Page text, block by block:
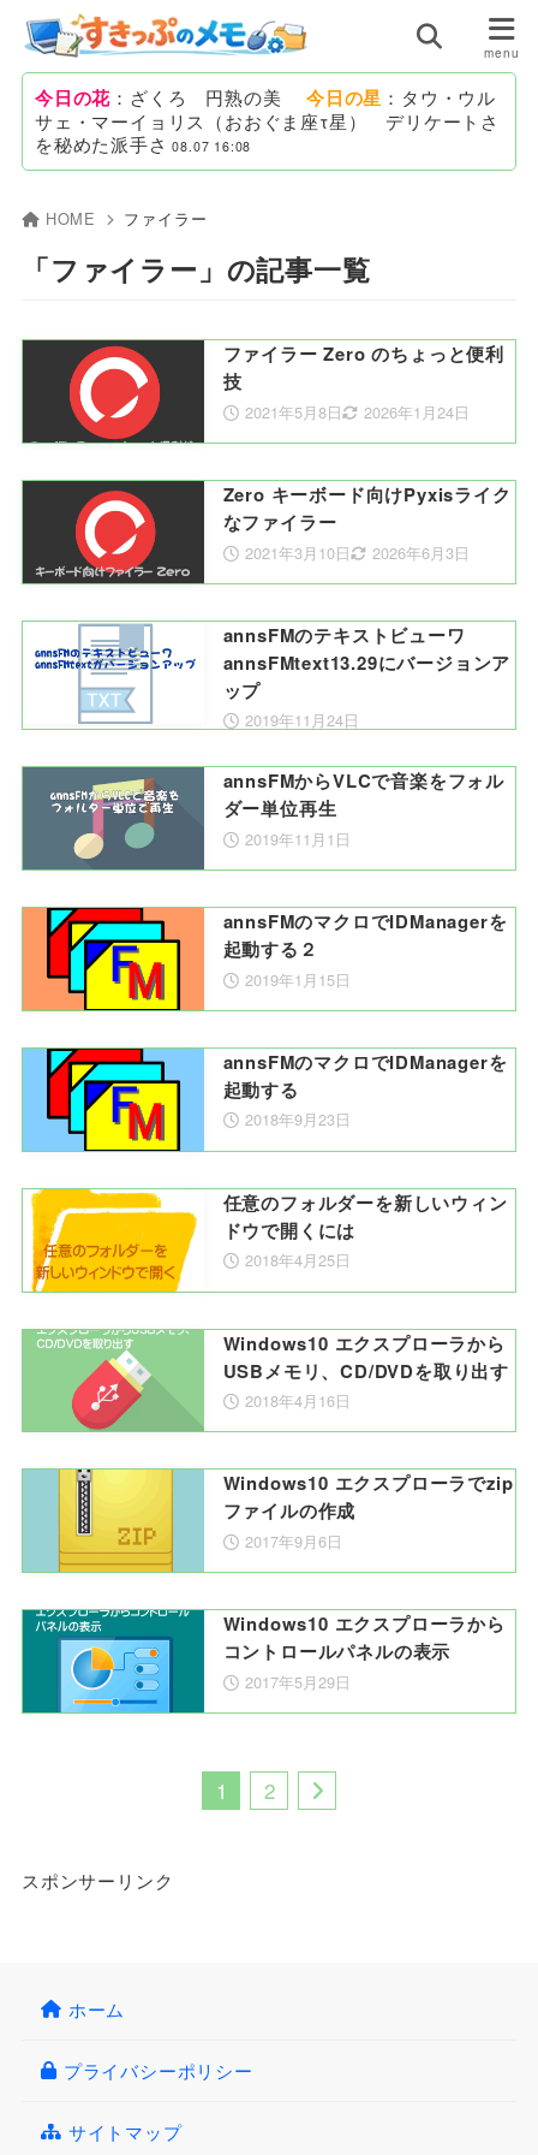
今日の花 ：ざくろ 円熟の美 今日の星 ：タウ・ウル
サェ・マーイョリス（おおぐま座τ星） デリケートさ
を秘めた派手さ 08.07 16:08
HOME ファイラー
「ファイラー」の記事一覧
ファイラー Zero のちょっと便利
技
2021年5月8日 2026年1月24日
Zero キーボード向けPyxisライク
なファイラー
2021年3月10日 2026年6月3日
annsFMのテキストビューワ
annsFMtext13.29にバージョンア
ップ
2019年11月24日
annsFMからVLCで音楽をフォル
ダー単位再生
2019年11月1日
annsFMのマクロでIDManagerを
起動する２
2019年1月15日
annsFMのマクロでIDManagerを
起動する
2018年9月23日
任意のフォルダーを新しいウィン
ドウで開くには
2018年4月25日
Windows10 エクスプローラから
USBメモリ、CD/DVDを取り出す
2018年4月16日
Windows10 エクスプローラでzip
ファイルの作成
2017年9月6日
Windows10 エクスプローラから
コントロールパネルの表示
2017年5月29日
1 2
スポンサーリンク
ホーム
プライバシーポリシー
サイトマップ